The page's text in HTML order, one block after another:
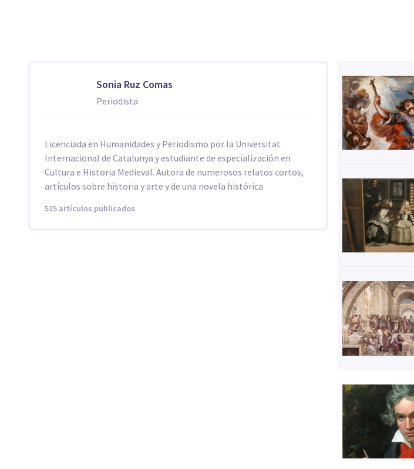
Sonia Ruz Comas
Periodista
Licenciada en Humanidades y Periodismo por la Universitat
Internacional de Catalunya y estudiante de especialización en
Cultura e Historia Medieval. Autora de numerosos relatos cortos,
artículos sobre historia y arte y de una novela histórica.
515 artículos publicados